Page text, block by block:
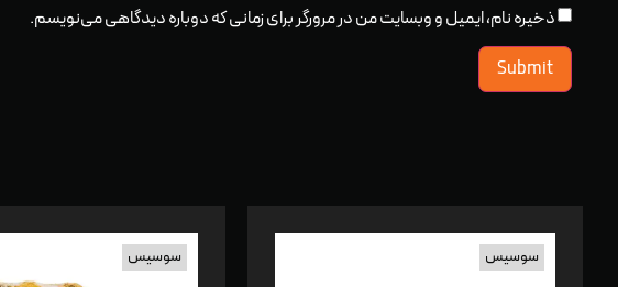
ذخیره نام، ایمیل و وبسایت من در مرورگر برای زمانی که دوباره دیدگاهی می‌نویسم.
سوسیس سوسیس